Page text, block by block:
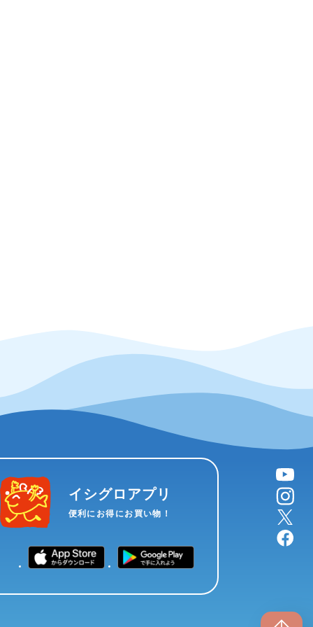
イシグロアプリ
便利にお得にお買い物！
YouTube
instagram
X
facebook